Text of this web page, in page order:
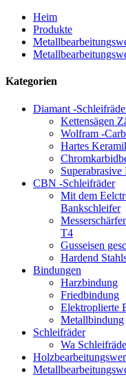
Heim
Produkte
Kategorien
Diamant -
Kettensägen
Wolfram -
Hartes
CBN -Schleifräder
Mit dem
Bankschleifer
T4
Gusseisen
Hardend
Bindungen
Harzbindung
Friedbindung
Elektroplierte
Metallbindung
Schleifräder
Wa